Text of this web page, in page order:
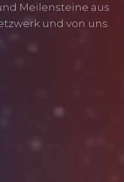
Meilensteine aus
und von uns.